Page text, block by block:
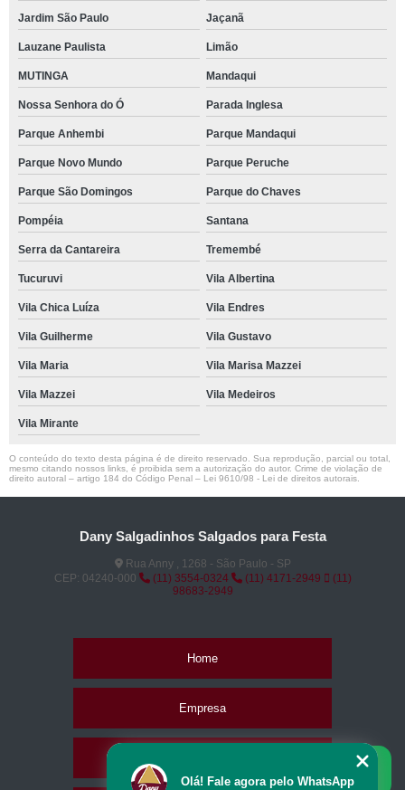
Jardim São Paulo Jaçanã
Lauzane Paulista Limão
MUTINGA Mandaqui
Nossa Senhora do Ó Parada Inglesa
Parque Anhembi Parque Mandaqui
Parque Novo Mundo Parque Peruche
Parque São Domingos Parque do Chaves
Pompéia Santana
Serra da Cantareira Tremembé
Tucuruvi Vila Albertina
Vila Chica Luíza Vila Endres
Vila Guilherme Vila Gustavo
Vila Maria Vila Marisa Mazzei
Vila Mazzei Vila Medeiros
Vila Mirante
O conteúdo do texto desta página é de direito reservado. Sua reprodução, parcial ou total,
mesmo citando nossos links, é proibida sem a autorização do autor. Crime de violação de
direito autoral – artigo 184 do Código Penal – Lei 9610/98 - Lei de direitos autorais
Dany Salgadinhos Salgados para Festa
Rua Anny , 1268 - São Paulo - SP
CEP: 04240-000
(11) 3554-0324 (11) 4171-2949
(11)
98683-2949
Home
Empresa
Olá! Fale agora pelo WhatsApp